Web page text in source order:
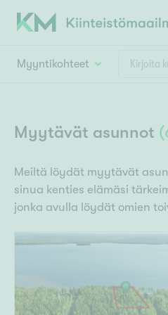
E
Espoo
H
Hamina
I
Myyntikohteet
Asuntotyyppi
Myytävät asunnot (
Meiltä löydät myytävät
sinua kenties elämäsi
jonka avulla löydät omien